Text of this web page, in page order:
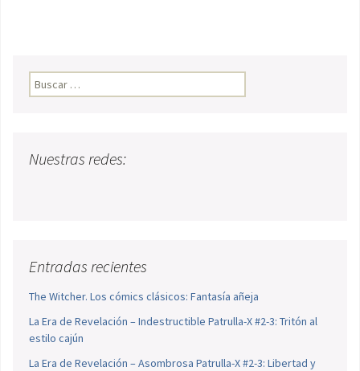
Buscar:
Nuestras redes:
Entradas recientes
The Witcher. Los cómics clásicos: Fantasía añeja
La Era de Revelación – Indestructible Patrulla-X #2-3: Tritón al
estilo cajún
La Era de Revelación – Asombrosa Patrulla-X #2-3: Libertad y